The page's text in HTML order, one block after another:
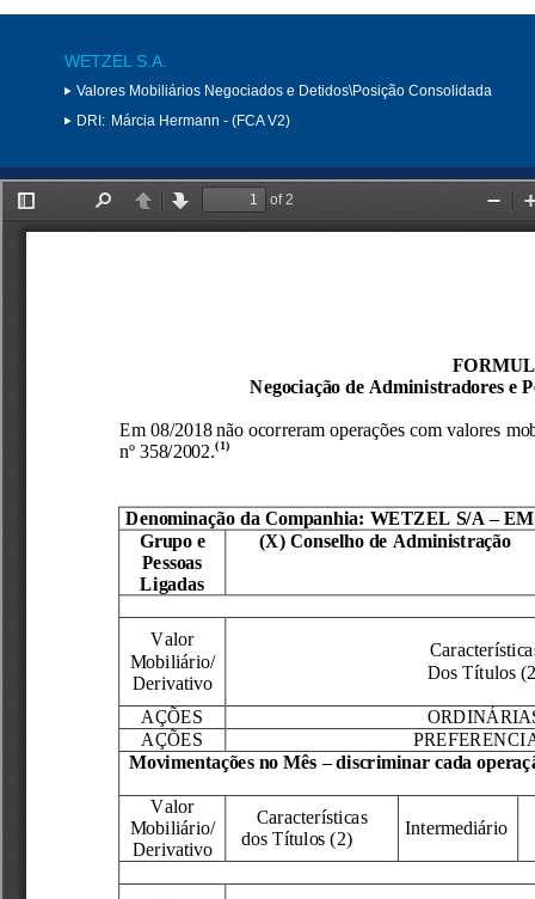
WETZEL S.A.
Valores Mobiliários Negociados e Detidos\Posição Consolidada
DRI: Márcia Hermann - (FCA V2)